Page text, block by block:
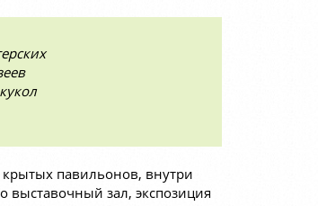
крытых павильонов, внутри
зал, экспозиция